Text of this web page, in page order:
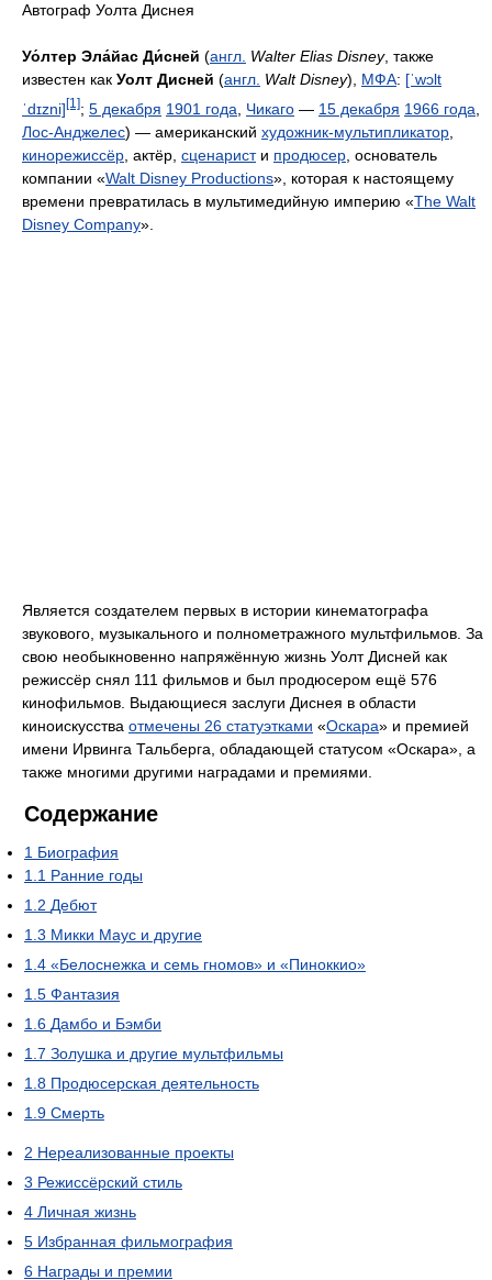
Автограф Уолта Диснея
Уо́лтер Эла́йас Ди́сней (англ. Walter Elias Disney, также
известен как Уолт Дисней (англ. Walt Disney), МФА: [ˈwɔlt
ˈdɪzni][1]; 5 декабря 1901 года Чикаго — 15 декабря 1966 года
Лос-Анджелес) — американский художник-мультипликатор
кинорежиссёр , актёр, сценаристи продюсер , основатель
компании «Walt Disney Productions», которая к настоящему
времени превратилась в мультимедийную империю «The Walt
Disney Company».
Является создателем первых в истории кинематографа
звукового, музыкального и полнометражного мультфильмов. За
свою необыкновенно напряжённую жизнь Уолт Дисней как
режиссёр снял 111 фильмов и был продюсером ещё 576
кинофильмов. Выдающиеся заслуги Диснея в области
киноискусства отмечены 26 статуэтками «Оскара» и премией
имени Ирвинга Тальберга, обладающей статусом «Оскара», а
также многими другими наградами и премиями.
Содержание
1 Биография
1.1 Ранние годы
1.2 Дебют
1.3 Микки Маус и другие
1.4 «Белоснежка и семь гномов» и «Пиноккио»
1.5 Фантазия
1.6 Дамбо и Бэмби
1.7 Золушка и другие мультфильмы
1.8 Продюсерская деятельность
1.9 Смерть
2 Нереализованные проекты
3 Режиссёрский стиль
4 Личная жизнь
5 Избранная фильмография
6 Награды и премии